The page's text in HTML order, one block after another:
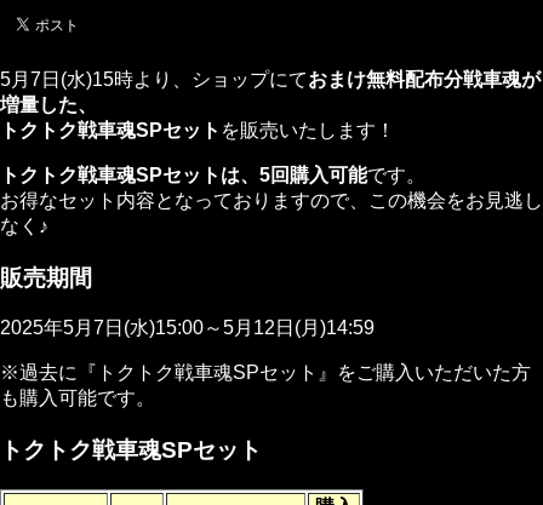
5月7日(水)15時より、ショップにておまけ無料配布分戦車魂が
増量した、
トクトク戦車魂SPセット を販売いたします！
トクトク戦車魂SPセットは、5回購入可能です。
お得なセット内容となっておりますので、この機会をお見逃し
なく♪
販売期間
2025年5月7日(水)15:00～5月12日(月)14:59
※過去に『トクトク戦車魂SPセット』をご購入いただいた方
も購入可能です。
トクトク戦車魂SPセット